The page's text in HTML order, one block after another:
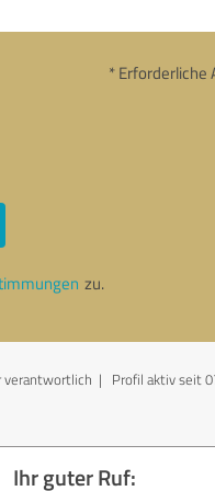
* Erforderliche
zu.
verantwortlich | Profil aktiv seit
Ihr guter Ruf: